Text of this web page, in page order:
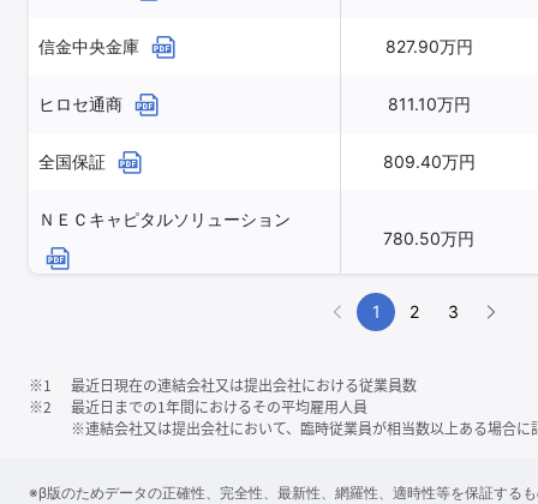
信金中央金庫 827.90万円
ヒロセ通商 811.10万円
全国保証 809.40万円
ＮＥＣキャピタルソリューション
780.50万円
1 2 3
※1
最近日現在の連結会社又は提出会社における従業員数
※2
最近日までの1年間におけるその平均雇用人員
※連結会社又は提出会社において、臨時従業員が相当数以上ある場合に
※β版のためデータの正確性、完全性、最新性、網羅性、適時性等を保証する